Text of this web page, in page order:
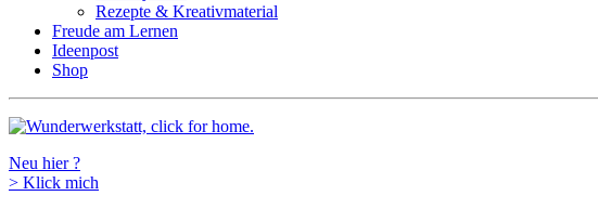
Rezepte & Kreativmaterial
Freude am Lernen
Ideenpost
Shop
Neu hier ?
> Klick mich